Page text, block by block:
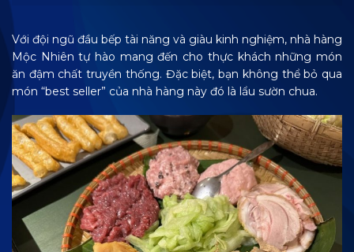
Với đội ngũ đầu bếp tài năng và giàu kinh nghiệm, nhà hàng
Mộc Nhiên tự hào mang đến cho thực khách những món
ăn đậm chất truyền thống. Đặc biệt, bạn không thể bỏ qua
món “best seller” của nhà hàng này đó là lẩu sườn chua.